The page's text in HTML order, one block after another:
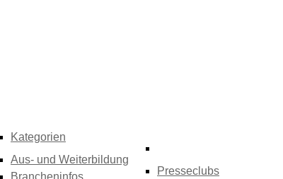
Kategorien
Aus- und Weiterbildung
Brancheninfos
Presseclubs